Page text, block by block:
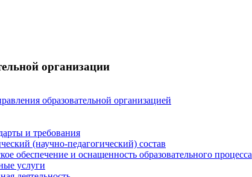
организации
образовательной организацией
и требования
(научно-педагогический) состав
обеспечение и оснащенность образовательного процесса
услуги